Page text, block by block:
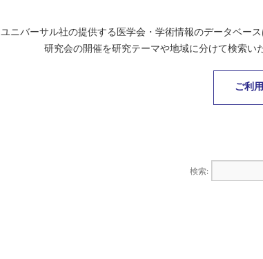
ユニバーサル社の提供する医学会・学術情報のデータベー
研究会の開催を研究テーマや地域に分けて検索い
ご利
検索: